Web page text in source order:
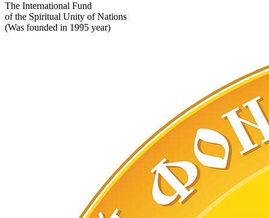
The International Fund
of the Spiritual Unity of Nations
(Was founded in 1995 year)